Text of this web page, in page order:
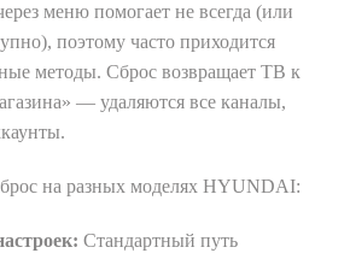
меню помогает не всегда (или
поэтому часто приходится
методы. Сброс возвращает ТВ к
— удаляются все каналы,
на разных моделях HYUNDAI:
Стандартный путь